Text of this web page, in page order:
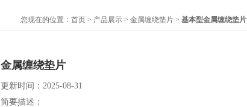
您现在的位置： 首页 > 产品展示 > 金属缠绕垫片 > 基本型金属缠绕垫片
金属缠绕垫片
更新时间：2025-08-31
简要描述：